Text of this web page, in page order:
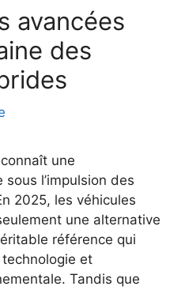
avancées
des
une
l’impulsion des
2025, les véhicules
une alternative
référence qui
et
Tandis que